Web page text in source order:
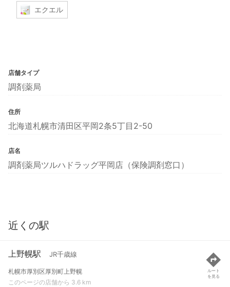
エクエル
店舗タイプ
調剤薬局
住所
北海道札幌市清田区平岡2条5丁目2-50
店名
調剤薬局ツルハドラッグ平岡店（保険調剤窓口）
近くの駅
上野幌駅 JR千歳線
札幌市厚別区厚別町上野幌
このページの店舗から 3.6 km
ルート
を見る